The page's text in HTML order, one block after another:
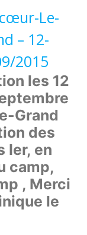
Le-
– 12-
2015
les 12
Grand
des
Ier, en
camp,
, Merci
le